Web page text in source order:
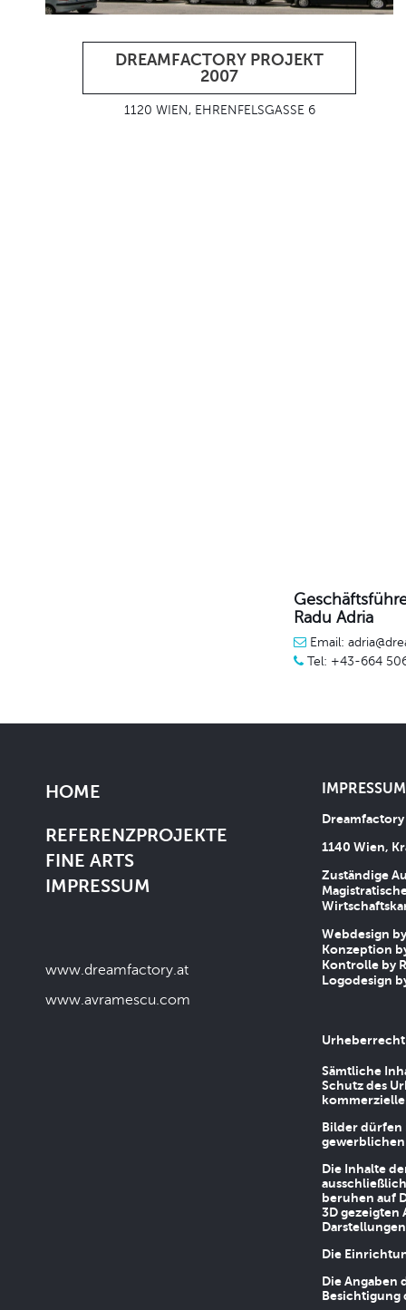
DREAMFACTORY PROJEKT
2007
1120 WIEN, EHRENFELSGASSE 6
Radu Adria
Email:
Tel: +43-664
HOME
REFERENZPROJEKTE
FINE ARTS
IMPRESSUM
www.dreamfactory.at
www.avramescu.com
1140 Wien,
Zuständige
Webdesign
Konzeption
Kontrolle by
Logodesign
Urheberrecht
Sämtliche
Schutz des
Bilder dürfen
Die Inhalte
beruhen auf
3D gezeigten
Die
Die
Besichtigung